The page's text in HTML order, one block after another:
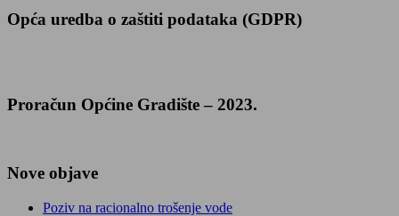
Opća uredba o zaštiti podataka (GDPR)
Proračun Općine Gradište – 2023.
Nove objave
Poziv na racionalno trošenje vode